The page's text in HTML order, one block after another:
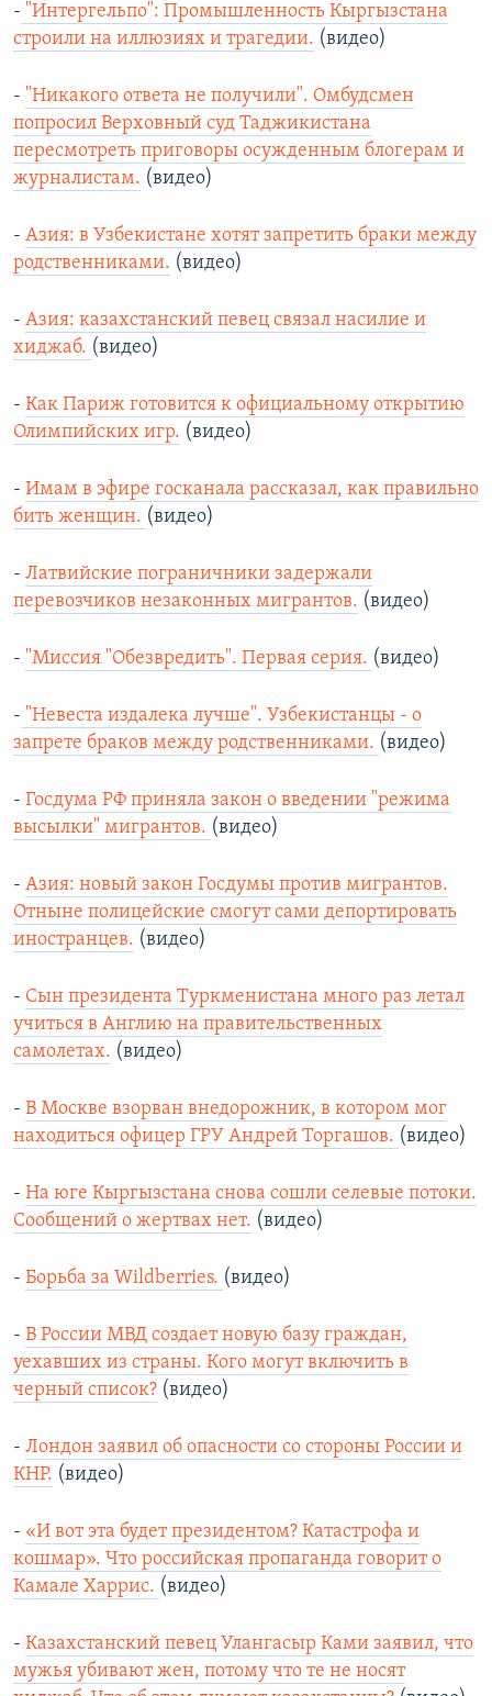
- "Интергельпо": Промышленность Кыргызстана
строили на иллюзиях и трагедии. (видео)
- "Никакого ответа не получили". Омбудсмен
попросил Верховный суд Таджикистана
пересмотреть приговоры осужденным блогерам и
журналистам. (видео)
- Азия: в Узбекистане хотят запретить браки между
родственниками. (видео)
- Азия: казахстанский певец связал насилие и
хиджаб. (видео)
- Как Париж готовится к официальному открытию
Олимпийских игр. (видео)
- Имам в эфире госканала рассказал, как правильно
бить женщин. (видео)
- Латвийские пограничники задержали
перевозчиков незаконных мигрантов. (видео)
- "Миссия "Обезвредить". Первая серия. (видео)
- "Невеста издалека лучше". Узбекистанцы - о
запрете браков между родственниками. (видео)
- Госдума РФ приняла закон о введении "режима
высылки" мигрантов. (видео)
- Азия: новый закон Госдумы против мигрантов.
Отныне полицейские смогут сами депортировать
иностранцев. (видео)
- Сын президента Туркменистана много раз летал
учиться в Англию на правительственных
самолетах. (видео)
- В Москве взорван внедорожник, в котором мог
находиться офицер ГРУ Андрей Торгашов. (видео)
- На юге Кыргызстана снова сошли селевые потоки.
Сообщений о жертвах нет. (видео)
- Борьба за Wildberries. (видео)
- В России МВД создает новую базу граждан,
уехавших из страны. Кого могут включить в
черный список? (видео)
- Лондон заявил об опасности со стороны России и
КНР. (видео)
- «И вот эта будет президентом? Катастрофа и
кошмар». Что российская пропаганда говорит о
Камале Харрис. (видео)
- Казахстанский певец Улангасыр Ками заявил, что
мужья убивают жен, потому что те не носят